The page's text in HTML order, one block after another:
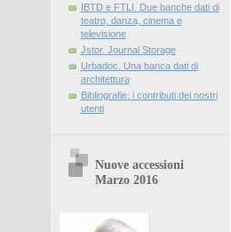
IBTD e FTLI. Due banche dati di
teatro, danza, cinema e
televisione
Jstor. Journal Storage
Urbadoc. Una banca dati di
architettura
Bibliografie: i contributi dei nostri
utenti
Nuove accessioni
Marzo 2016